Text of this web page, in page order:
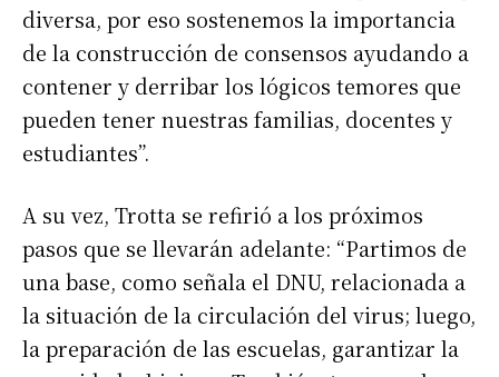
diversa, por eso sostenemos la importancia
de la construcción de consensos ayudando a
contener y derribar los lógicos temores que
pueden tener nuestras familias, docentes y
estudiantes”.
A su vez, Trotta se refirió a los próximos
pasos que se llevarán adelante: “Partimos de
una base, como señala el DNU, relacionada a
la situación de la circulación del virus; luego,
la preparación de las escuelas, garantizar la